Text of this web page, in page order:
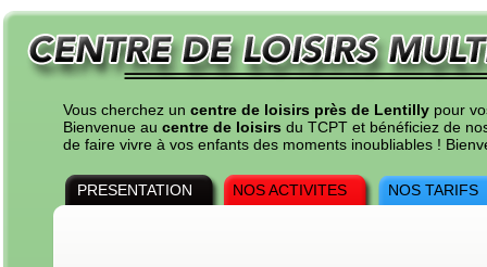
Vous cherchez un centre de loisirs près de Lentilly pour
Bienvenue au centre de loisirs du TCPT et bénéficiez de
de faire vivre à vos enfants des moments inoubliables !
PRESENTATION NOS ACTIVITES NOS TARIFS